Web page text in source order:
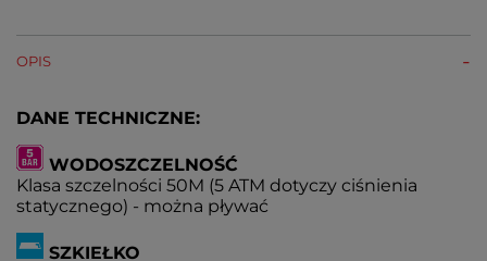
OPIS
DANE TECHNICZNE:
WODOSZCZELNOŚĆ
Klasa szczelności 50M (5 ATM dotyczy ciśnienia
statycznego) - można pływać
SZKIEŁKO